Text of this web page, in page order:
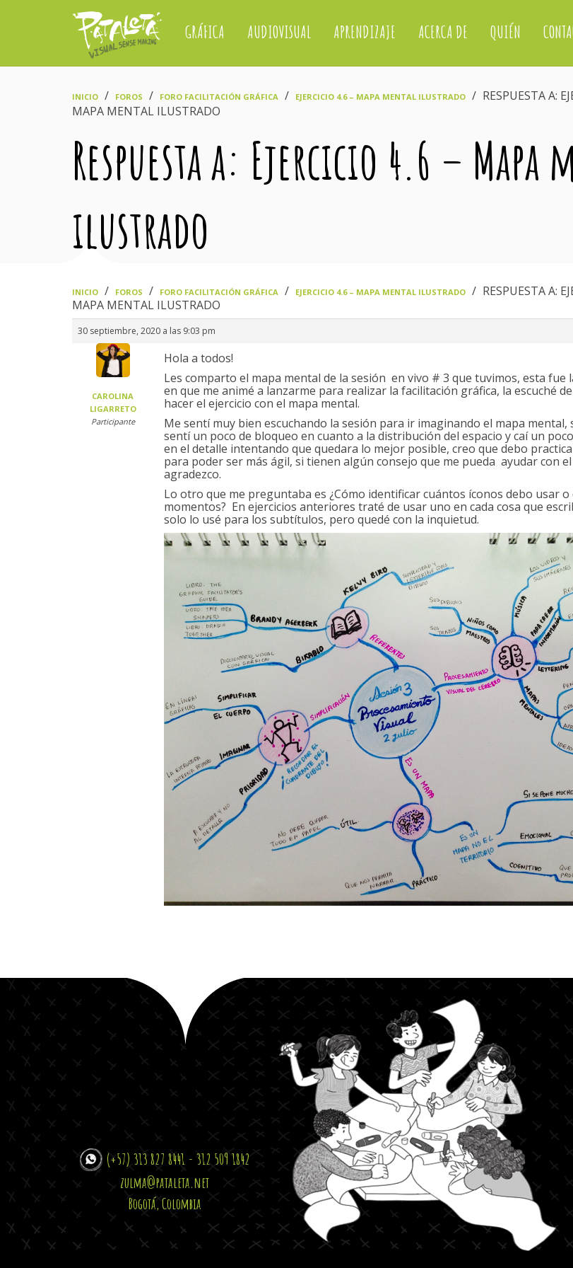
GRÁFICA AUDIOVISUAL APRENDIZAJE ACERCA DE QUIÉN
INICIO FOROS FORO FACILITACIÓN GRÁFICA EJERCICIO 4.6 – MAPA MENTAL ILUSTRADO
RESPUESTA A:
MAPA MENTAL ILUSTRADO
Respuesta a: Ejercicio 4.6 – Mapa
ilustrado
INICIO FOROS FORO FACILITACIÓN GRÁFICA EJERCICIO 4.6 – MAPA MENTAL ILUSTRADO
RESPUESTA A:
MAPA MENTAL ILUSTRADO
30 septiembre, 2020 a las 9:03 pm
CAROLINA
LIGARRETO
Participante
Hola a todos!
Les comparto el mapa mental de la sesión en vivo # 3 que tuvimos, esta fue
en que me animé a lanzarme para realizar la facilitación gráfica, la escuché
hacer el ejercicio con el mapa mental.
Me sentí muy bien escuchando la sesión para ir imaginando el mapa mental,
sentí un poco de bloqueo en cuanto a la distribución del espacio y caí un
en el detalle intentando que quedara lo mejor posible, creo que debo
para poder ser más ágil, si tienen algún consejo que me pueda ayudar con
agradezco.
Lo otro que me preguntaba es ¿Cómo identificar cuántos íconos debo usar o
momentos? En ejercicios anteriores traté de usar uno en cada cosa que
solo lo usé para los subtítulos, pero quedé con la inquietud.
(+57) 313 827 8441 - 312 509 1842
zulma@pataleta.net
Bogotá, Colombia